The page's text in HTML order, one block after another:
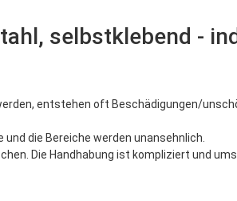
selbstklebend -
entstehen oft Beschädigungen/
die Bereiche werden unansehnlich.
Die Handhabung ist kompliziert und